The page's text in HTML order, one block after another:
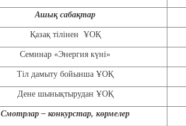
Ашық сабақтар
Қазақ тілінен ҰОҚ
Семинар «Энергия күні»
Тіл дамыту бойынша ҰОҚ
Дене шынықтырудан ҰОҚ
Смотрлар – конкурстар, көрмелер